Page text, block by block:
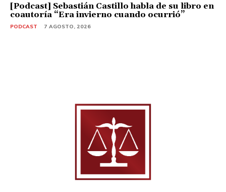
[Podcast] Sebastián Castillo habla de su libro en
coautoría “Era invierno cuando ocurrió”
PODCAST 7 AGOSTO, 2026